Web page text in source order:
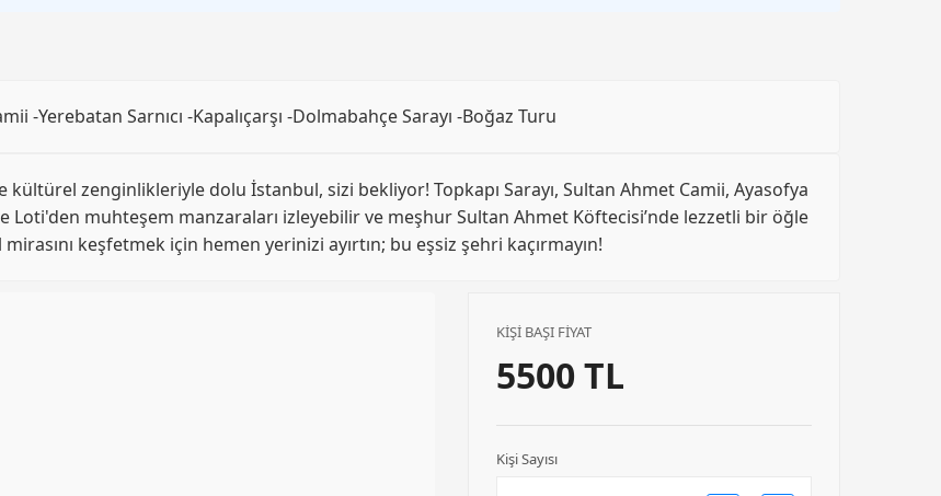
-Yerebatan Sarnıcı -Kapalıçarşı -Dolmabahçe Sarayı -Boğaz Turu
kültürel zenginlikleriyle dolu İstanbul, sizi bekliyor! Topkapı Sarayı, Sultan Ahmet Camii, Ayasofya
Loti'den muhteşem manzaraları izleyebilir ve meşhur Sultan Ahmet Köftecisi’nde lezzetli bir öğle
keşfetmek için hemen yerinizi ayırtın; bu eşsiz şehri kaçırmayın!
KİŞİ BAŞI FİYAT
5500 TL
Kişi Sayısı